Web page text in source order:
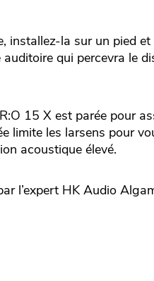
installez-la sur un pied
qui percevra le
15 X est parée pour
limite les larsens pour
acoustique élevé.
l’expert HK Audio